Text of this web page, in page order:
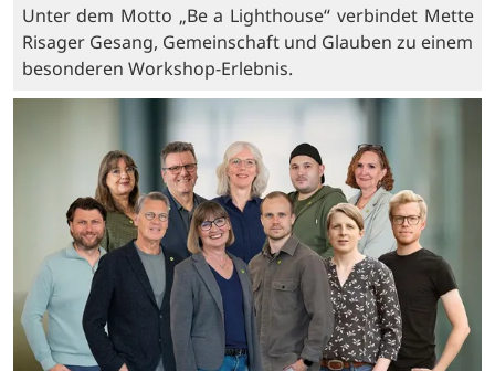
Unter dem Motto „Be a Lighthouse“ verbindet Mette
Risager Gesang, Gemeinschaft und Glauben zu einem
besonderen Workshop-Erlebnis.